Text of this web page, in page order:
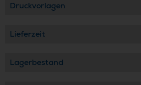
Druckvorlagen
Lieferzeit
Lagerbestand